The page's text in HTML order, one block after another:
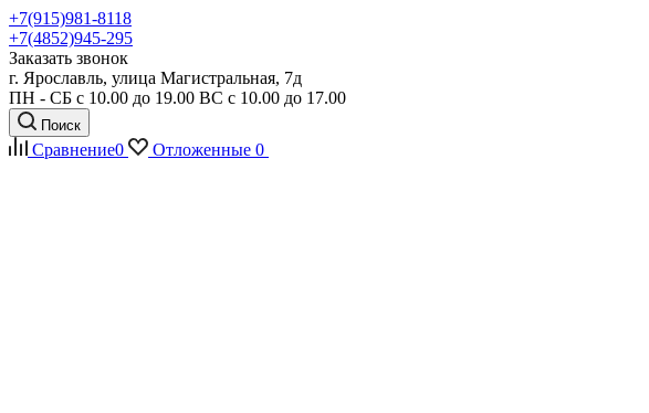
+7(915)981-8118
+7(4852)945-295
Заказать звонок
г. Ярославль, улица Магистральная, 7д
ПН - СБ с 10.00 до 19.00 ВС с 10.00 до 17.00
Поиск
Сравнение0 Отложенные 0